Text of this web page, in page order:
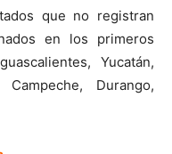
que no registran
en los primeros
Yucatán,
Durango,